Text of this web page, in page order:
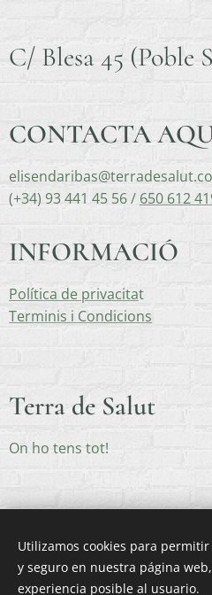
C/ Blesa 45 (Poble
CONTACTA
(+34) 93 441 45 56 / 650 612
INFORMACIÓ
Política de privacitat
Terminis i Condicions
Terra de Salut
On ho tens tot!
Creado con
Utilizamos cookies para
y seguro en nuestra página
experiencia posible al usuario.